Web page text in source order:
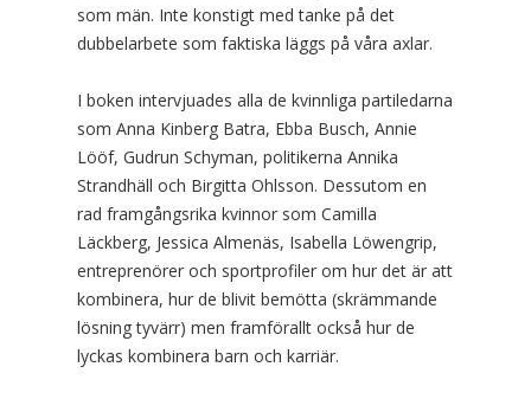
som män. Inte konstigt med tanke på det
dubbelarbete som faktiska läggs på våra axlar.
I boken intervjuades alla de kvinnliga partiledarna
som Anna Kinberg Batra, Ebba Busch, Annie
Lööf, Gudrun Schyman, politikerna Annika
Strandhäll och Birgitta Ohlsson. Dessutom en
rad framgångsrika kvinnor som Camilla
Läckberg, Jessica Almenäs, Isabella Löwengrip,
entreprenörer och sportprofiler om hur det är att
kombinera, hur de blivit bemötta (skrämmande
lösning tyvärr) men framförallt också hur de
lyckas kombinera barn och karriär.